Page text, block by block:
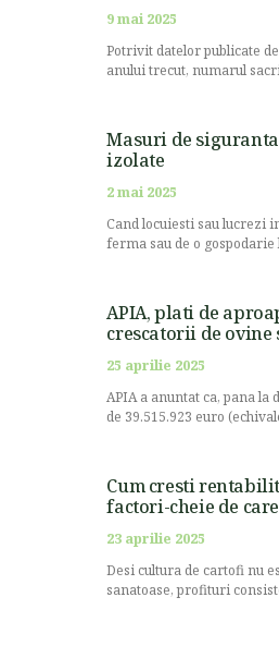
9 mai 2025
Potrivit datelor publicate
anului trecut, numarul
Masuri de
izolate
2 mai 2025
Cand locuiesti sau lucrezi
ferma sau de o
APIA, plati de
crescatorii de ovine
25 aprilie 2025
APIA a anuntat ca, pana la
de 39.515.923 euro
Cum cresti
factori-cheie de
23 aprilie 2025
Desi cultura de cartofi nu
sanatoase, profituri